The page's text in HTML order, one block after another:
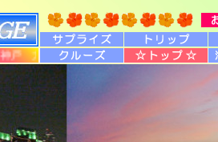
大阪湾 クルーズ クルージング チ